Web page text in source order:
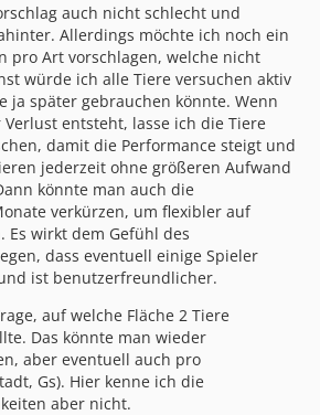
auch nicht schlecht und
Allerdings möchte ich noch ein
pro Art vorschlagen, welche nicht
würde ich alle Tiere versuchen aktiv
ja später gebrauchen könnte. Wenn
entsteht, lasse ich die Tiere
damit die Performance steigt und
jederzeit ohne größeren Aufwand
könnte man auch die
verkürzen, um flexibler auf
Es wirkt dem Gefühl des
dass eventuell einige Spieler
ist benutzerfreundlicher.
auf welche Fläche 2 Tiere
Das könnte man wieder
aber eventuell auch pro
Gs). Hier kenne ich die
aber nicht.